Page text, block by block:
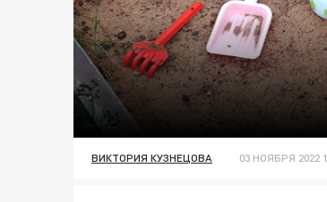
ВИКТОРИЯ КУЗНЕЦОВА 03 НОЯБРЯ 2022